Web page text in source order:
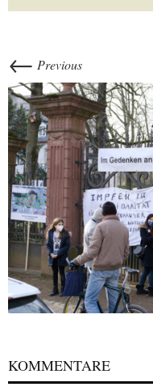
← Previous
KOMMENTARE